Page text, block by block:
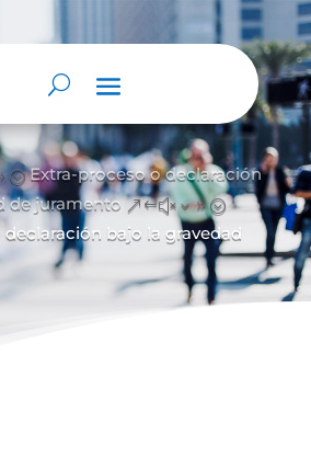
Extra-proceso o declaración
de juramento &#x39;
bajo la gravedad